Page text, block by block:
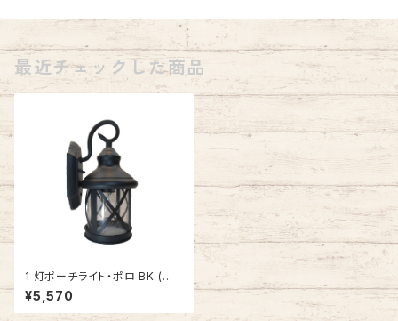
最近チェックした商品
1 灯ポーチライト・ポロ BK (ブラ
ック) #IM-0003WD-BK
¥5,570